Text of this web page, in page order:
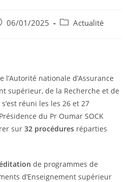
06/01/2025 Actualité
l’Autorité nationale d’Assurance
supérieur, de la Recherche et de
réuni les les 26 et 27
du Pr Oumar SOCK
sur32 procédures réparties
de programmes de
d’Enseignement supérieur